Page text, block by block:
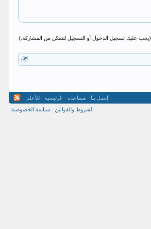
(يجب عليك تسجيل الدخول أو التسجيل لتتمكن من المشاركة.)
إتصل بنا مساعدة الرئيسية
للأعلى
الشروط والقوانين
سياسة الخصوصية